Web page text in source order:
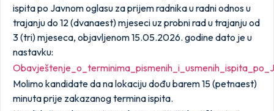
ispita po Javnom oglasu za prijem radnika u radni odnos u
trajanju do 12 (dvanaest) mjeseci uz probni rad u trajanju od
3 (tri) mjeseca, objavljenom 15.05.2026. godine dato je u
nastavku:
Molimo kandidate da na lokaciju dođu barem 15 (petnaest)
minuta prije zakazanog termina ispita.